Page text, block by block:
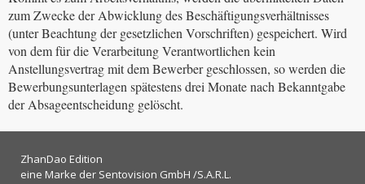
zum Zwecke der Abwicklung des Beschäftigungsverhältnisses
(unter Beachtung der gesetzlichen Vorschriften) gespeichert. Wird
von dem für die Verarbeitung Verantwortlichen kein
Anstellungsvertrag mit dem Bewerber geschlossen, so werden die
Bewerbungsunterlagen spätestens drei Monate nach Bekanntgabe
der Absageentscheidung gelöscht.
ZhanDao Edition
eine Marke der Sentovision GmbH /S.A.R.L.